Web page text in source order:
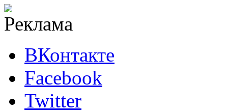
ВКонтакте
Facebook
Twitter